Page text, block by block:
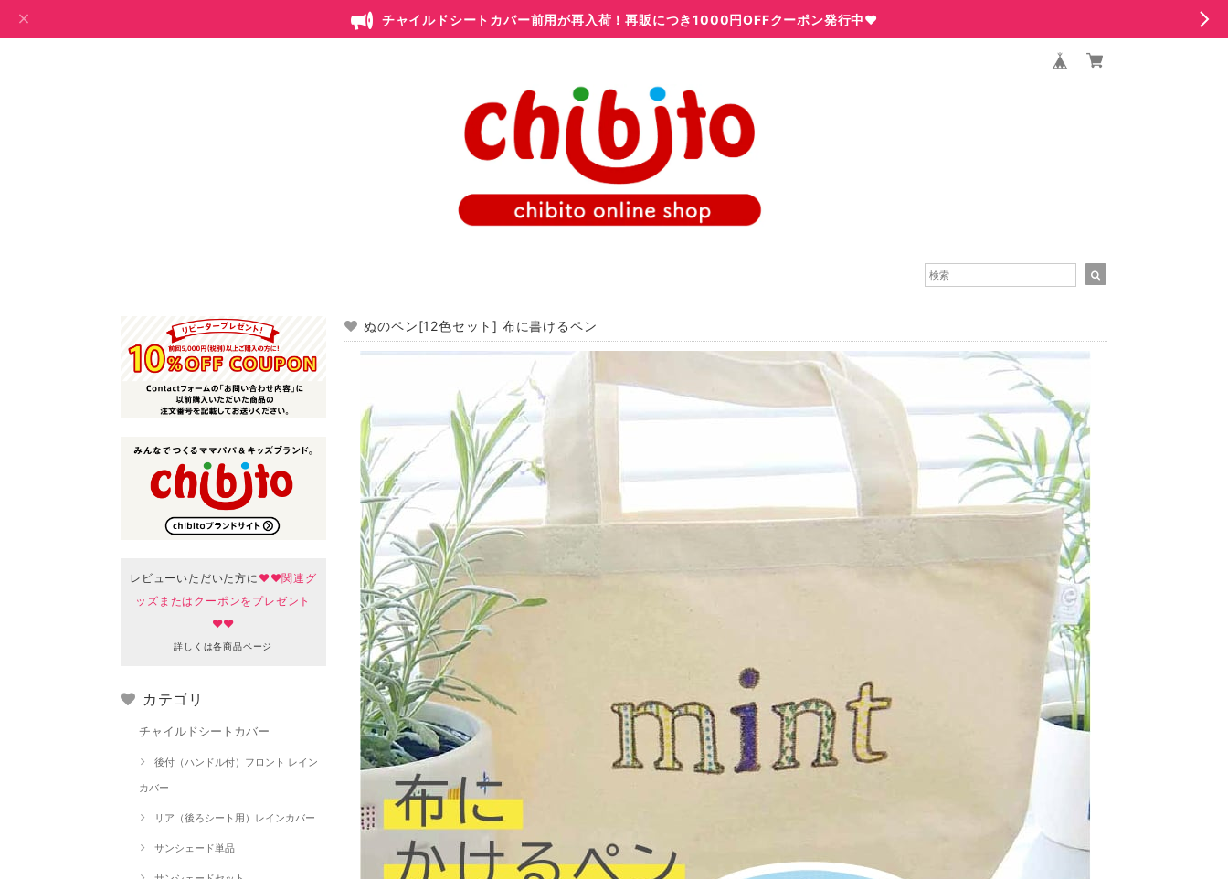
チャイルドシートカバー前用が再入荷！再販につき1000円OFFクーポン発行中♥
レビューいただいた方に ♥♥関連グ
ッズまたはクーポンをプレゼント
♥♥
詳しくは各商品ページ
カテゴリ
チャイルドシートカバー
後付（ハンドル付）フロント レイン
カバー
リア（後ろシート用）レインカバー
サンシェード単品
ぬのペン[12色セット] 布に書けるペン